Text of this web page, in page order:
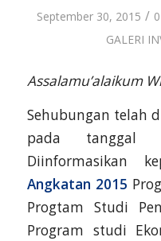
September 30, 2015 /
GALERI
Assalamu’alaikum
Sehubungan telah
pada tanggal
Diinformasikan
Angkatan 2015
Progtam Studi
Program studi